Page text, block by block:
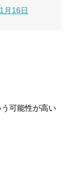
月16日
可能性が高い